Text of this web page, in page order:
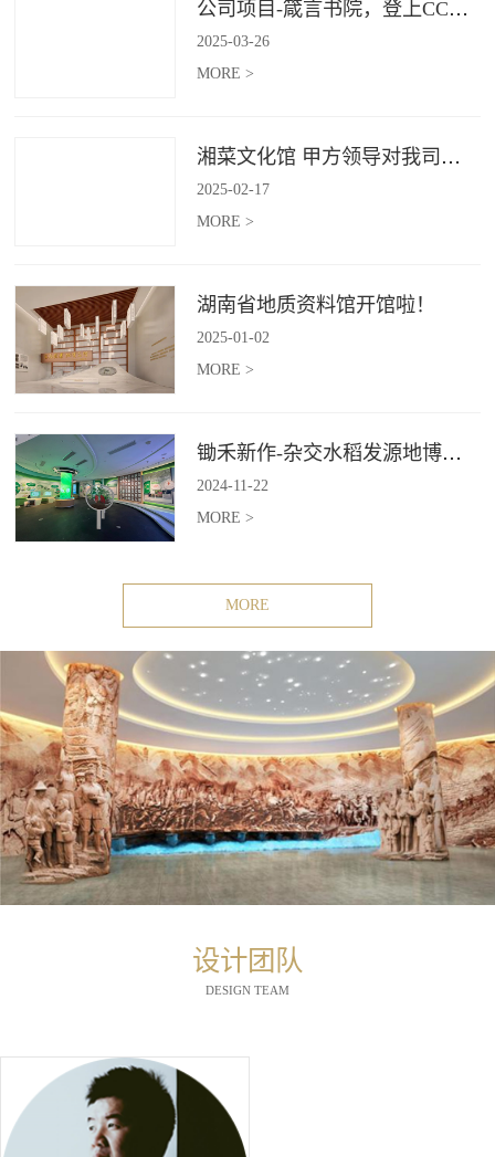
公司项目-箴言书院，登上CCTV4《记住乡愁》
2025-03-26
MORE >
湘菜文化馆 甲方领导对我司授牌
2025-02-17
MORE >
湖南省地质资料馆开馆啦！
2025-01 -02
MORE >
锄禾新作-杂交水稻发源地博物苑，欢迎前去打卡体验
2024-11 -22
MORE >
MORE
设计团队
DESIGN TEAM